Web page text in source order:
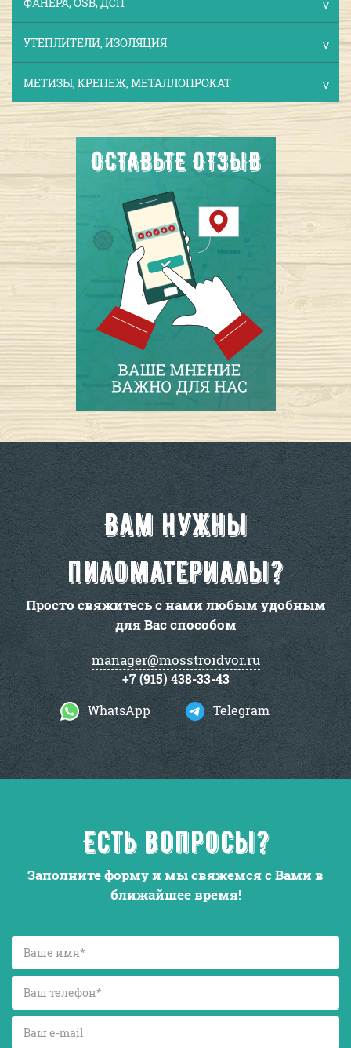
УТЕПЛИТЕЛИ, ИЗОЛЯЦИЯ
МЕТИЗЫ, КРЕПЕЖ, МЕТАЛЛОПРОКАТ
Вам нужны
пиломатериалы?
Просто свяжитесь с нами любым удобным
для Вас способом
manager@mosstroidvor.ru
+7 (915) 438-33-43
WhatsApp
Telegram
Есть вопросы?
Заполните форму и мы свяжемся с Вами в
ближайшее время!